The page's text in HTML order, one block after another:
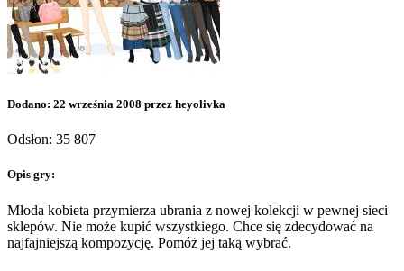
Dodano: 22 września 2008 przez heyolivka
Odsłon: 35 807
Opis gry:
Młoda kobieta przymierza ubrania z nowej kolekcji w pewnej sieci
sklepów. Nie może kupić wszystkiego. Chce się zdecydować na
najfajniejszą kompozycję. Pomóż jej taką wybrać.